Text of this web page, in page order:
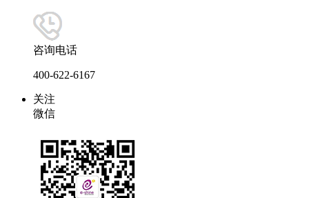
咨询电话
400-622-6167
关注
微信